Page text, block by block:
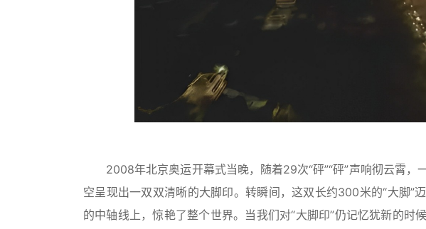
2008年北京奥运开幕式当晚，随着29次“砰”“砰”声响彻云霄，
空呈现出一双双清晰的大脚印。转瞬间，这双长约300米的“大脚”
的中轴线上，惊艳了整个世界。当我们对“大脚印”仍记忆犹新的时